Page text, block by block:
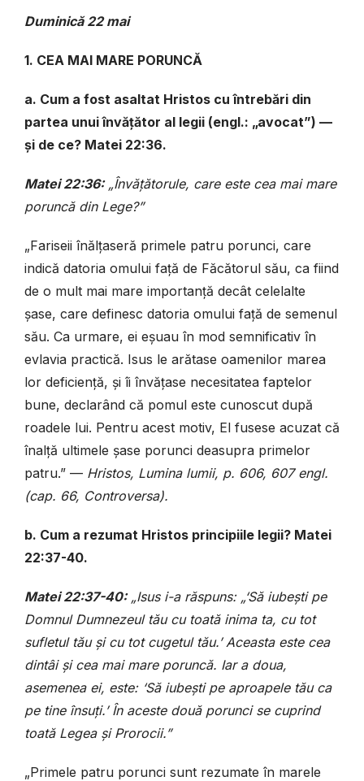
Duminică 22 mai
1. CEA MAI MARE PORUNCĂ
a. Cum a fost asaltat Hristos cu întrebări din
partea unui învățător al legii (engl.: „avocat”) —
și de ce? Matei 22:36.
Matei 22:36:„Învățătorule, care este cea mai mare
poruncă din Lege?”
„Fariseii înălțaseră primele patru porunci, care
indică datoria omului față de Făcătorul său, ca fiind
de o mult mai mare importanță decât celelalte
șase, care definesc datoria omului față de semenul
său. Ca urmare, ei eșuau în mod semnificativ în
evlavia practică. Isus le arătase oamenilor marea
lor deficiență, și îi învățase necesitatea faptelor
bune, declarând că pomul este cunoscut după
roadele lui. Pentru acest motiv, El fusese acuzat că
înalță ultimele șase porunci deasupra primelor
patru.” — Hristos, Lumina lumii, p. 606, 607 engl.
(cap. 66, Controversa).
b. Cum a rezumat Hristos principiile legii? Matei
22:37-40.
Matei 22:37-40:„Isus i-a răspuns: „‘Să iubești pe
Domnul Dumnezeul tău cu toată inima ta, cu tot
sufletul tău și cu tot cugetul tău.’ Aceasta este cea
dintâi și cea mai mare poruncă. Iar a doua,
asemenea ei, este: ‘Să iubești pe aproapele tău ca
pe tine însuți.’ În aceste două porunci se cuprind
toată Legea și Prorocii.”
„Primele patru porunci sunt rezumate în marele